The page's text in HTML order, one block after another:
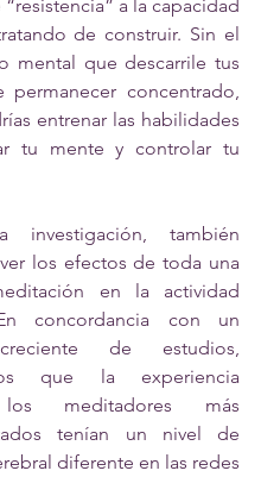
a la capacidad
de construir. Sin el
mental que descarrile tus
permanecer concentrado,
entrenar las habilidades
tu mente y controlar tu
investigación, también
los efectos de toda una
en la actividad
concordancia con un
de estudios,
que la experiencia
meditadores más
tenían un nivel de
diferente en las redes